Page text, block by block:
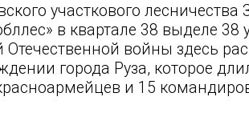
участкового лесничества
в квартале 38 выделе 38
войны здесь
города Руза, которое
и 15